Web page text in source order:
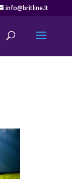
info@britline.lt